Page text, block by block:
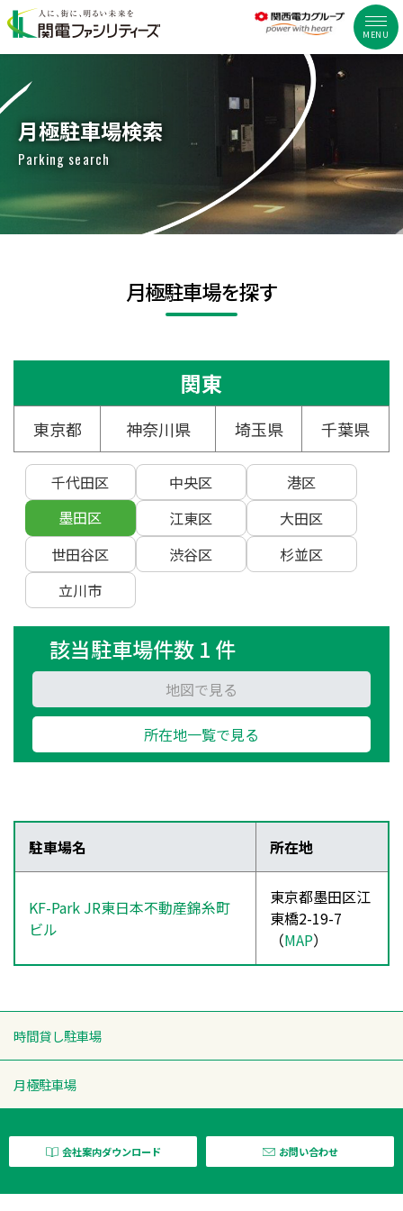
MENU
月極駐車場検索
Parking search
時間貸し駐車場
月極駐車場
月極駐車場を探す
関東
東京都 神奈川県 埼玉県 千葉県
千代田区 中央区
港区
墨田区
江東区
大田区
世田谷区
渋谷区
杉並区
立川市
該当駐車場件数 1 件
地図で見る
所在地一覧で見る
駐車場名 所在地
KF-Park JR東日本不動産錦糸町
ビル
東京都墨田区江
東橋2-19-7
（MAP）
会社案内ダウンロード お問い合わせ